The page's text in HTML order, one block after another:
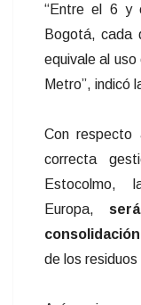
“Entre el 6 y
Bogotá, cada
equivale al
Metro”, indicó
Con respecto
correcta
Estocolmo,
Europa,
de los